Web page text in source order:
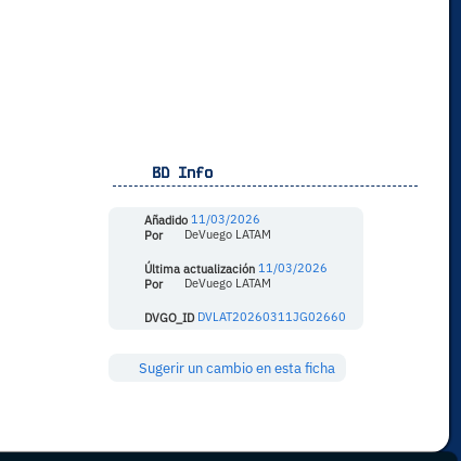
BD Info
Añadido 11/03/2026
Por
DeVuego LATAM
Última actualización 11/03/2026
Por
DeVuego LATAM
DVGO_ID DVLAT20260311JG02660
Sugerir un cambio en esta ficha